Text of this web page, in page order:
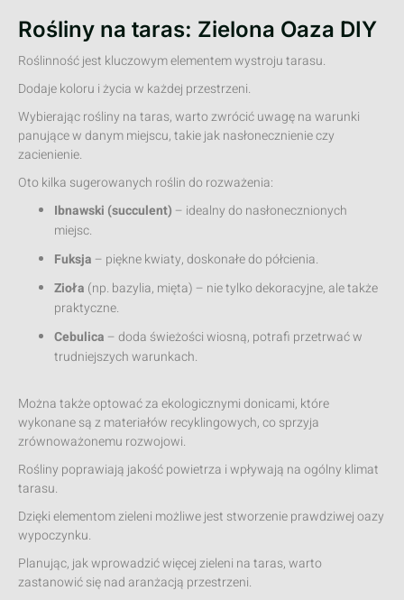
Rośliny na taras: Zielona Oaza DIY
Roślinność jest kluczowym elementem wystroju tarasu.
Dodaje koloru i życia w każdej przestrzeni.
Wybierając rośliny na taras, warto zwrócić uwagę na warunki
panujące w danym miejscu, takie jak nasłonecznienie czy
zacienienie.
Oto kilka sugerowanych roślin do rozważenia:
Ibnawski (succulent) – idealny do nasłonecznionych
miejsc.
Fuksja – piękne kwiaty, doskonałe do półcienia.
Zioła (np. bazylia, mięta) – nie tylko dekoracyjne, ale także
praktyczne.
Cebulica – doda świeżości wiosną, potrafi przetrwać w
trudniejszych warunkach.
Można także optować za ekologicznymi donicami, które
wykonane są z materiałów recyklingowych, co sprzyja
zrównoważonemu rozwojowi.
Rośliny poprawiają jakość powietrza i wpływają na ogólny klimat
tarasu.
Dzięki elementom zieleni możliwe jest stworzenie prawdziwej oazy
wypoczynku.
Planując, jak wprowadzić więcej zieleni na taras, warto
zastanowić się nad aranżacją przestrzeni.